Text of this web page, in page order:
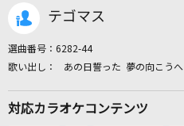
テゴマス
選曲番号： 6282-44
あの日誓った 夢の向こうへ
対応カラオケコンテンツ